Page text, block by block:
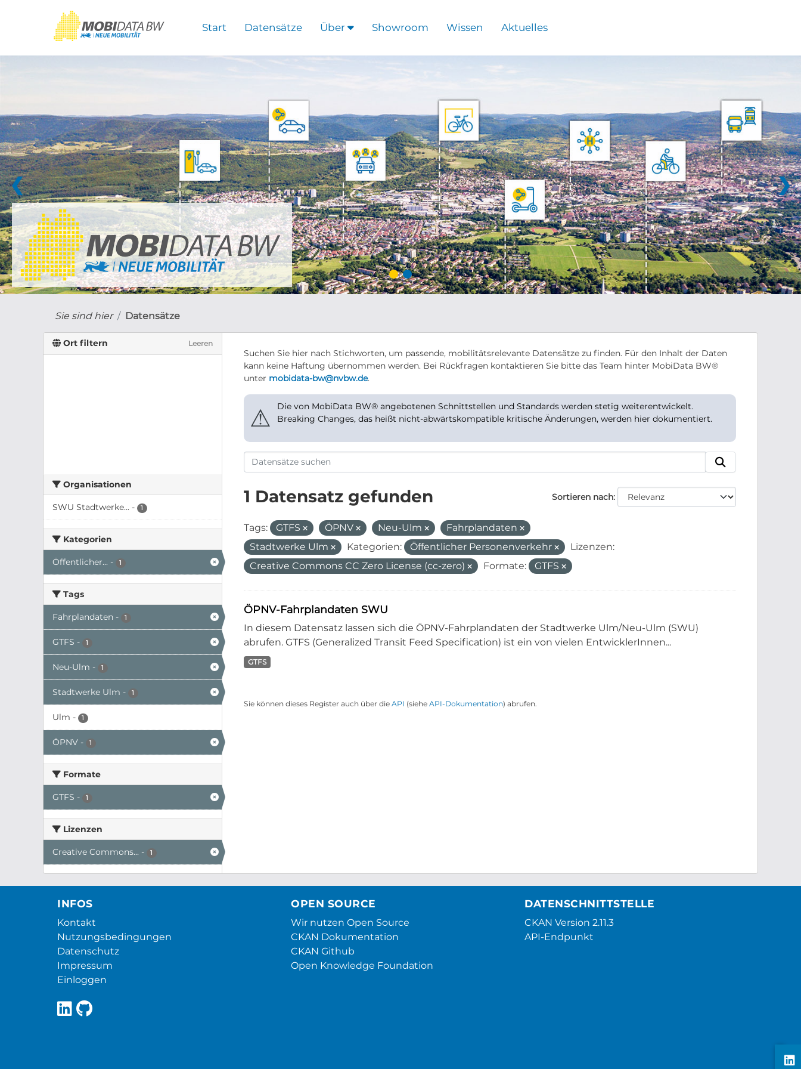
Start Datensätze Über Showroom Wissen Aktuelles
❮ ❯
Sie sind hier Datensätze
Ort filtern Leeren
Organisationen
SWU Stadtwerke... - 1
Kategorien
Öffentlicher... - 1
Tags
Fahrplandaten - 1
GTFS - 1
Neu-Ulm - 1
Stadtwerke Ulm - 1
Ulm - 1
ÖPNV - 1
Formate
GTFS - 1
Lizenzen
Creative Commons... - 1
Suchen Sie hier nach Stichworten, um passende, mobilitätsrelevante Datensätze zu finden. Für den Inhalt der Daten
kann keine Haftung übernommen werden. Bei Rückfragen kontaktieren Sie bitte das Team hinter MobiData BW®
unter mobidata-bw@nvbw.de.
⚠
Die von MobiData BW® angebotenen Schnittstellen und Standards werden stetig weiterentwickelt.
Breaking Changes, das heißt nicht-abwärtskompatible kritische Änderungen, werden hier dokumentiert.
Sortieren nach
1 Datensatz gefunden
Tags: GTFS ÖPNV Neu-Ulm
Fahrplandaten
Stadtwerke Ulm
Kategorien: Öffentlicher Personenverkehr
Lizenzen:
Creative Commons CC Zero License (cc-zero)
Formate: GTFS
ÖPNV-Fahrplandaten SWU
In diesem Datensatz lassen sich die ÖPNV-Fahrplandaten der Stadtwerke Ulm/Neu-Ulm (SWU)
abrufen. GTFS (Generalized Transit Feed Specification) ist ein von vielen EntwicklerInnen...
GTFS
Sie können dieses Register auch über die API (siehe API-Dokumentation) abrufen.
INFOS
Kontakt
Nutzungsbedingungen
Datenschutz
Impressum
Einloggen
OPEN SOURCE
Wir nutzen Open Source
CKAN Dokumentation
CKAN Github
Open Knowledge Foundation
DATENSCHNITTSTELLE
CKAN Version 2.11.3
API-Endpunkt